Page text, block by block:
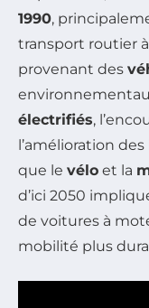
1990,
transport routier
provenant des
électrifiés,
l’amélioration
que le vélo et la
d’ici 2050
de voitures à
mobilité plus